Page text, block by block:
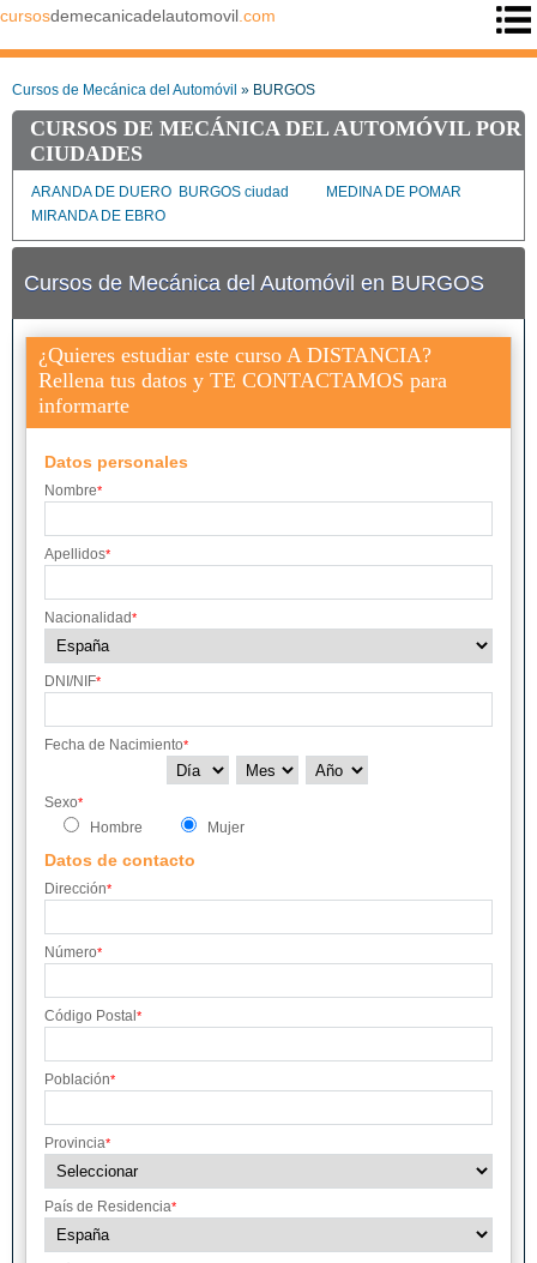
cursosdemecanicadelautomovil .com
Cursos de Mecánica del Automóvil » BURGOS
CURSOS DE MECÁNICA DEL AUTOMÓVIL POR
CIUDADES
ARANDA DE DUERO BURGOS ciudad
MEDINA DE POMAR
MIRANDA DE EBRO
Cursos de Mecánica del Automóvil en BURGOS
¿Quieres estudiar este curso A DISTANCIA?
Rellena tus datos y TE CONTACTAMOS para
informarte
Datos personales
Nombre*
Apellidos*
Nacionalidad*
DNI/NIF*
Fecha de Nacimiento*
Sexo*
Hombre Mujer
Datos de contacto
Dirección*
Número*
Código Postal *
Población*
Provincia*
País de Residencia*